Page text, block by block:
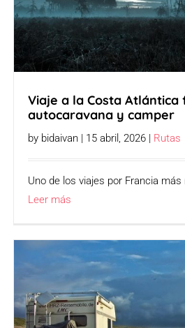
Viaje a la Costa Atlántica
autocaravana y camper
by bidaivan | 15 abril, 2026 | Rutas
Uno de los viajes por Francia
Leer más